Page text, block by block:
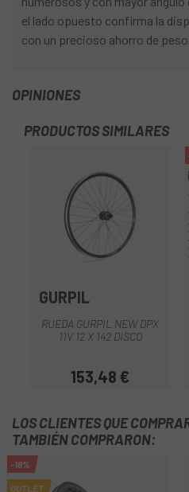
el lado opuesto confirma la
con un precioso ahorro de
OPINIONES
PRODUCTOS SIMILARES
GURPIL
RUEDA GURPIL NEW DPX
11V 12 X 142 DISCO
Precio
153,48 €
LOS CLIENTES QUE
TAMBIÉN COMPRARON:
-18%
OUTLET